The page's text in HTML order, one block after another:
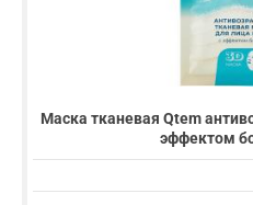
Маска тканевая Qtem
эффектом